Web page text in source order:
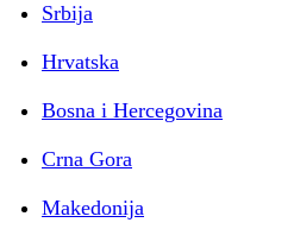
Srbija
Hrvatska
Bosna i Hercegovina
Crna Gora
Makedonija